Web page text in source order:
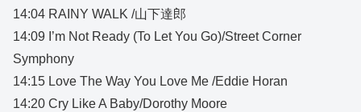
14:04 RAINY WALK /山下達郎
14:09 I’m Not Ready (To Let You Go)/Street Corner
Symphony
14:15 Love The Way You Love Me /Eddie Horan
14:20 Cry Like A Baby/Dorothy Moore